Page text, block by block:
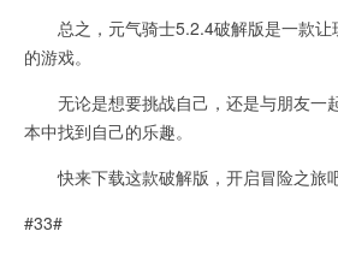
总之，元气骑士5.2.4破解版是一款让
的游戏。
无论是想要挑战自己，还是与朋友一
本中找到自己的乐趣。
快来下载这款破解版，开启冒险之旅吧
#33#